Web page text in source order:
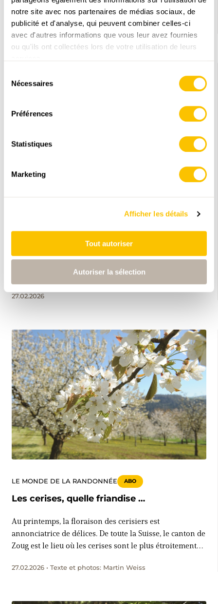
notre site avec nos partenaires de médias sociaux, de
publicité et d'analyse, qui peuvent combiner celles-ci
avec d'autres informations que vous leur avez fournies
ou qu'ils ont collectées lors de votre utilisation de leurs
Nécessaires
Préférences
Statistiques
Marketing
Afficher les détails
Tout autoriser
Autoriser la sélection
qui ressemble à un papillon, mais qui n'en est pas un.
27.02.2026
Un nouveau guide des randonnées au bord de l'eau, une
exposition à Lucerne sur une grande aventure de
randonnée et bien plus encore.
27.02.2026
LE MONDE DE LA RANDONNÉE ABO
Les cerises, quelle friandise …
Au printemps, la floraison des cerisiers est
annonciatrice de délices. De toute la Suisse, le canton de
Zoug est le lieu où les cerises sont le plus étroitement
saucisses, sauce barbecue ou moutarde, ce ne sont pas
27.02.2026 • Texte et photos: Martin Weiss